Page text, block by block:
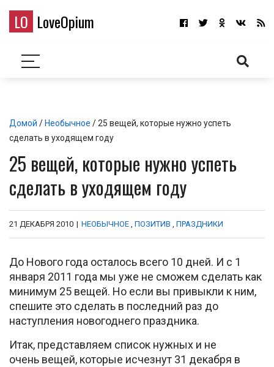
LO LoveOpium
Домой / Необычное / 25 вещей, которые нужно успеть
сделать в уходящем году
25 вещей, которые нужно успеть
сделать в уходящем году
21 ДЕКАБРЯ 2010 | НЕОБЫЧНОЕ , ПОЗИТИВ , ПРАЗДНИКИ
До Нового года осталось всего 10 дней. И с 1
января 2011 года мы уже не сможем сделать как
минимум 25 вещей. Но если вы привыкли к ним,
спешите это сделать в последний раз до
наступления новогоднего праздника.
Итак, представляем список нужных и не
очень вещей, которые исчезнут 31 декабря в